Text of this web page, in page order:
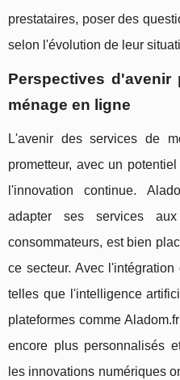
prestataires, poser des
selon l'évolution de leur
Perspectives
ménage en ligne
L'avenir des services de
prometteur, avec un
l'innovation continue.
adapter ses services
consommateurs, est bien
ce secteur. Avec
telles que l'intelligence
plateformes comme
encore plus personnalisés
les innovations numériques